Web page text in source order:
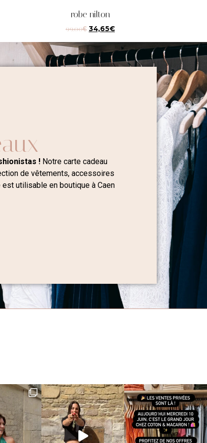
robe nilton
99,00€ 34,65€
!Notre carte cadeau
de vêtements, accessoires
utilisable en boutique à Caen